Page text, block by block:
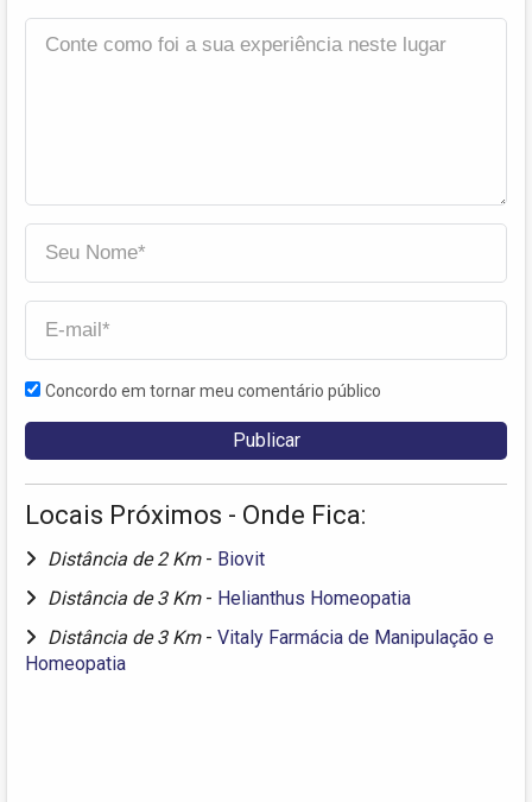
Concordo em tornar meu comentário público
Locais Próximos - Onde Fica:
Distância de 2 Km - Biovit
Distância de 3 Km - Helianthus Homeopatia
Distância de 3 Km - Vitaly Farmácia de Manipulação e
Homeopatia